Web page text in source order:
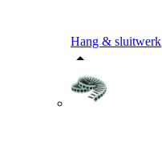
Hang & sluitwerk